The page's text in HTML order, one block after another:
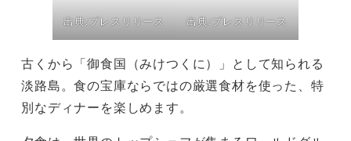
出典:プレスリリース 出典:プレスリリース
古くから「御食国（みけつくに）」として知られる
淡路島。食の宝庫ならではの厳選食材を使った、特
別なディナーを楽しめます。